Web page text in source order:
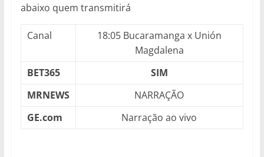
abaixo quem transmitirá
Canal
18:05 Bucaramanga x Unión
Magdalena
BET365
SIM
MRNEWS
NARRAÇÃO
GE.com
Narração ao vivo